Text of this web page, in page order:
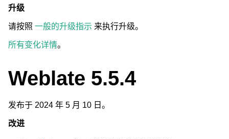
升级
请按照 一般的升级指示 来执行升级。
所有变化详情。
Weblate 5.5.4
发布于 2024 年 5 月 10 日。
改进